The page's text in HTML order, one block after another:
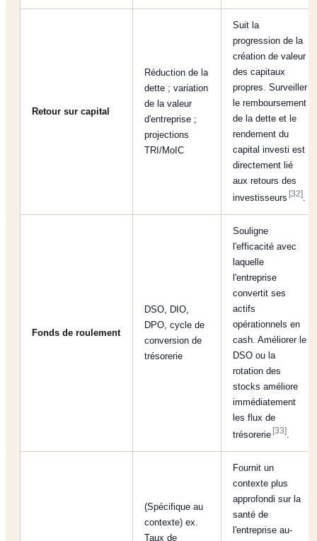
Retour sur capital
Réduction de la
dette ; variation
de la valeur
d'entreprise ;
projections
TRI/MoIC
Suit la
progression de la
création de valeur
des capitaux
propres. Surveiller
le remboursement
de la dette et le
rendement du
capital investi est
directement lié
aux retours des
investisseurs[32].
Fonds de roulement
DSO, DIO,
DPO, cycle de
conversion de
trésorerie
Souligne
l'efficacité avec
laquelle
l'entreprise
convertit ses
actifs
opérationnels en
cash. Améliorer le
DSO ou la
rotation des
stocks améliore
immédiatement
les flux de
trésorerie[33].
(Spécifique au
contexte) ex.
Taux de
Fournit un
contexte plus
approfondi sur la
santé de
l'entreprise au-